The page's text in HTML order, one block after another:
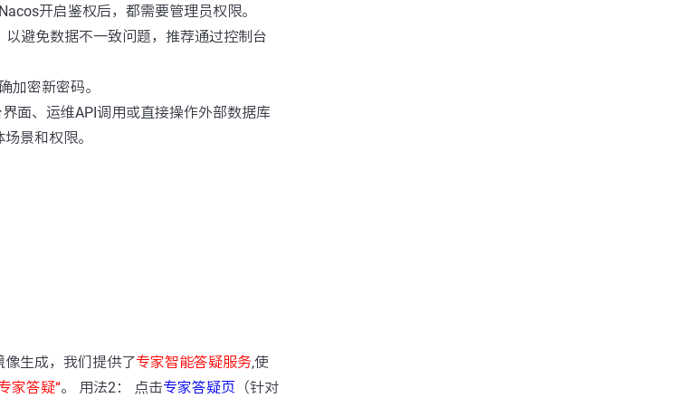
开启鉴权后，都需要管理员权限。
避免数据不一致问题，推荐通过控制台
加密新密码。
面、运维API调用或直接操作外部数据库
景和权限。
生成，我们提供了专家智能答疑服务,使
家答疑“。 用法2： 点击专家答疑页 （针对